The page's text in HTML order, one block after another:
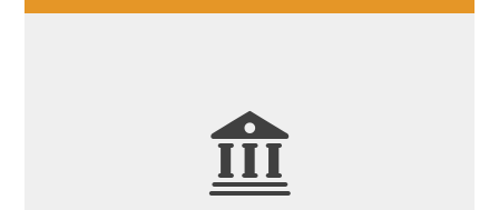
DÉCOUVREZ LES SITES
LES COULEURS DE LA